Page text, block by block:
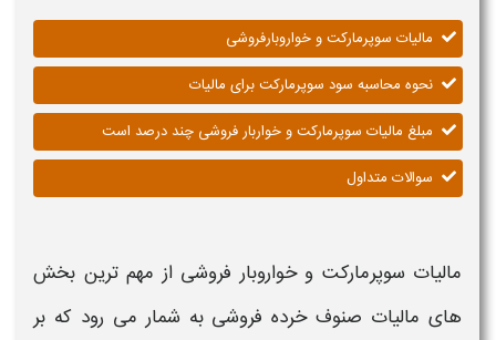
مالیات سوپرمارکت و خواروبارفروشی
نحوه محاسبه سود سوپرمارکت برای مالیات
مبلغ مالیات سوپرمارکت و خواربار فروشی چند درصد است
سوالات متداول
مالیات سوپرمارکت و خواروبار فروشی از مهم ترین بخش
های مالیات صنوف خرده فروشی به شمار می رود که بر